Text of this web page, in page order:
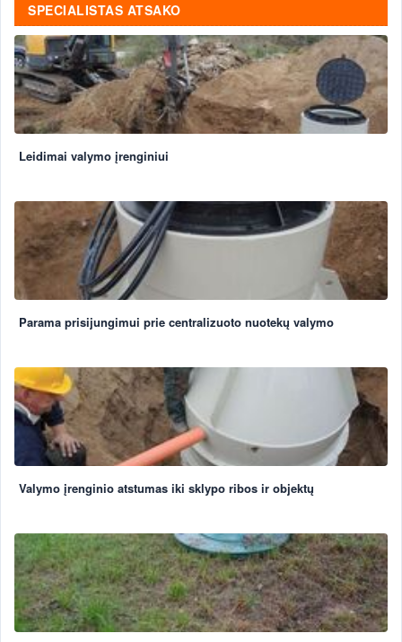
SPECIALISTAS ATSAKO
Leidimai valymo įrenginiui
Parama prisijungimui prie centralizuoto nuotekų valymo
Valymo įrenginio atstumas iki sklypo ribos ir objektų